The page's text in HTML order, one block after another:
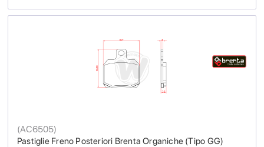
Pastiglie Freno Posteriori Brenta Organiche (Tipo GG)
(AC6505)